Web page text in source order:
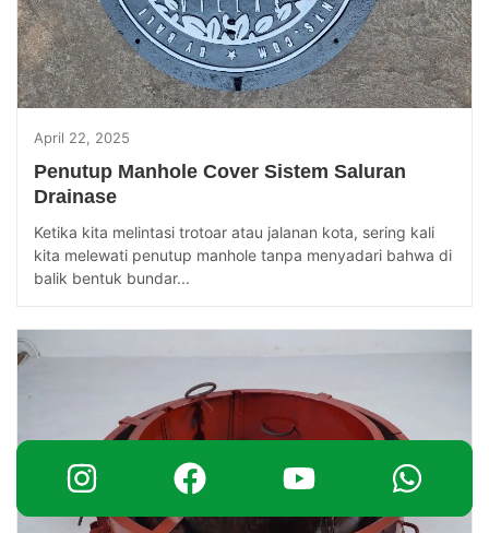
April 22, 2025
Penutup Manhole Cover Sistem Saluran
Drainase
Ketika kita melintasi trotoar atau jalanan kota, sering kali
kita melewati penutup manhole tanpa menyadari bahwa di
balik bentuk bundar...